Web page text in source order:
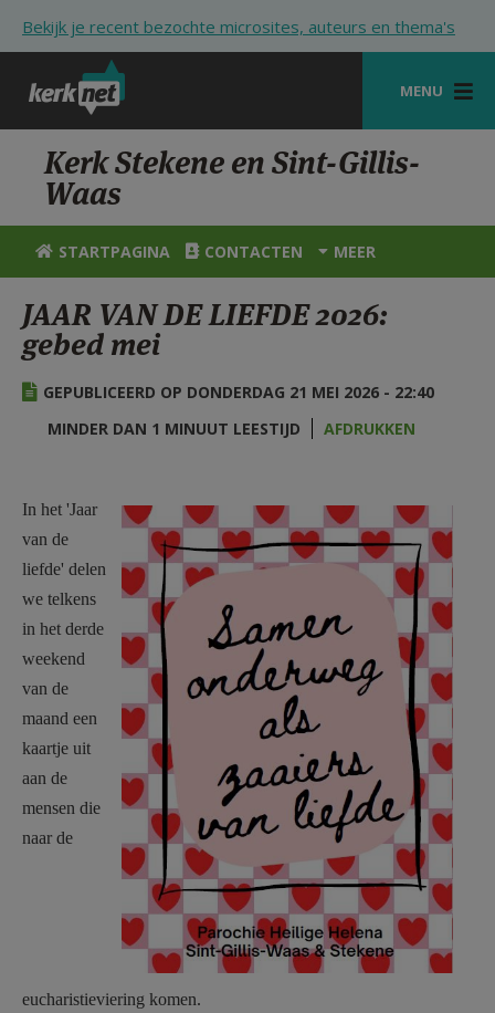
Bekijk je recent bezochte microsites, auteurs en thema's
MENU
STARTPAGINA
KERK
VIERINGEN
ZOEKEN
HULP
STARTPAGINA PORTAAL
AANMELDEN OF REGISTREREN
Kerk Stekene en Sint-Gillis-
Waas
STARTPAGINA CONTACTEN MEER
JAAR VAN DE LIEFDE 2026:
gebed mei
GEPUBLICEERD OP DONDERDAG 21 MEI 2026 - 22:40
MINDER DAN 1 MINUUT LEESTIJD
AFDRUKKEN
Liefde voorzijde.jpg
In het 'Jaar
van de
liefde' delen
we telkens
in het derde
weekend
van de
maand een
kaartje uit
aan de
mensen die
naar de
eucharistieviering komen.